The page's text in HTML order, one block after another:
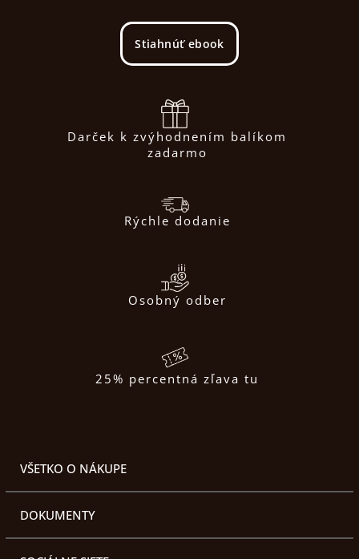
Stiahnúť ebook
Darček k zvýhodnením balíkom
zadarmo
Rýchle dodanie
Osobný odber
25% percentná zľava tu
VŠETKO O NÁKUPE
DOKUMENTY